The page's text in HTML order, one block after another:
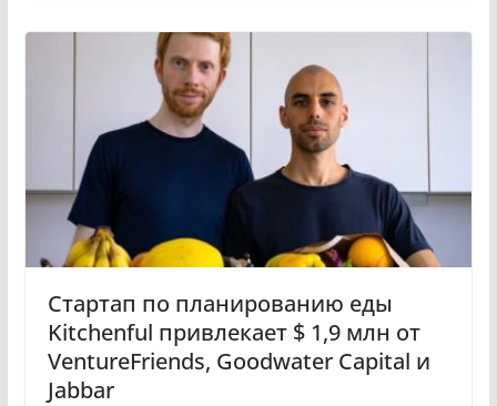
Стартап по планированию еды
Kitchenful привлекает $ 1,9 млн от
VentureFriends, Goodwater Capital и
Jabbar